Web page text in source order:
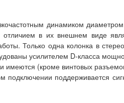
динамиком
в их внешнем виде
Только одна колонка в
усилителем D-класса
имеются (кроме винтовых
поддерживается